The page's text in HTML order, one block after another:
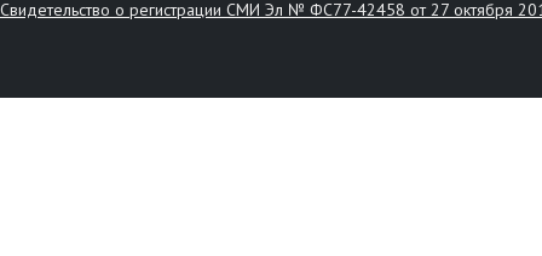
Свидетельство о регистрации СМИ Эл № ФС77-42458 от 27 октября